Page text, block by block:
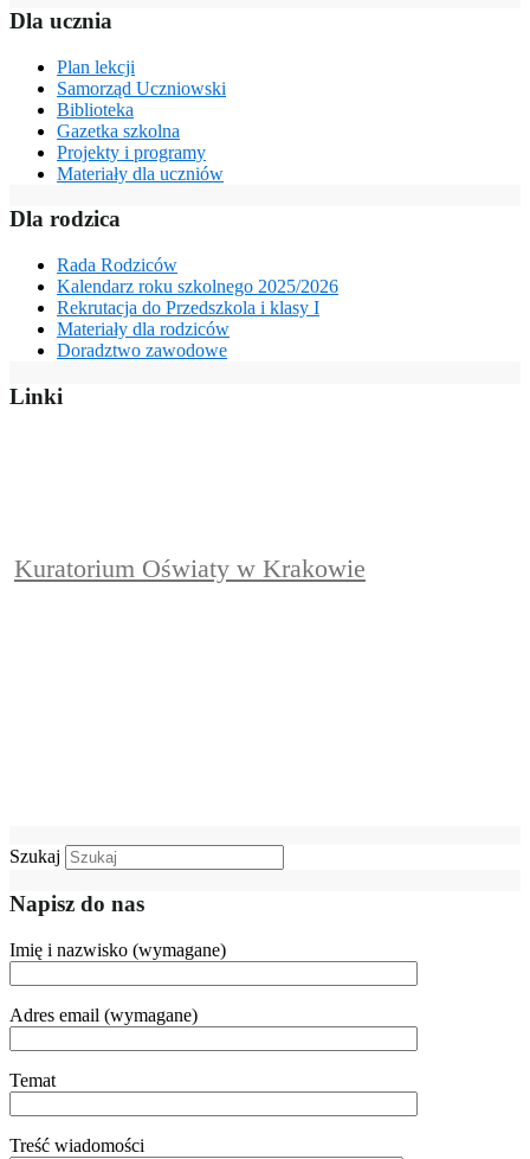
Dla ucznia
Plan lekcji
Samorząd Uczniowski
Biblioteka
Gazetka szkolna
Projekty i programy
Materiały dla uczniów
Dla rodzica
Rada Rodziców
Kalendarz roku szkolnego 2025/2026
Rekrutacja do Przedszkola i klasy I
Materiały dla rodziców
Doradztwo zawodowe
Linki
Kuratorium Oświaty w Krakowie
Szukaj
Napisz do nas
Imię i nazwisko (wymagane)
Adres email (wymagane)
Temat
Treść wiadomości